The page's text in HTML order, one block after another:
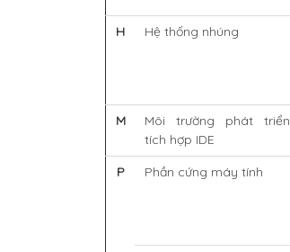
H Hệ thống nhúng
M
Môi trường phát triển
tích hợp IDE
P Phần cứng máy tính